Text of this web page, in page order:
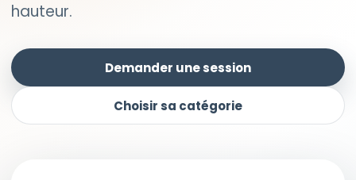
hauteur.
Demander une session
Choisir sa catégorie